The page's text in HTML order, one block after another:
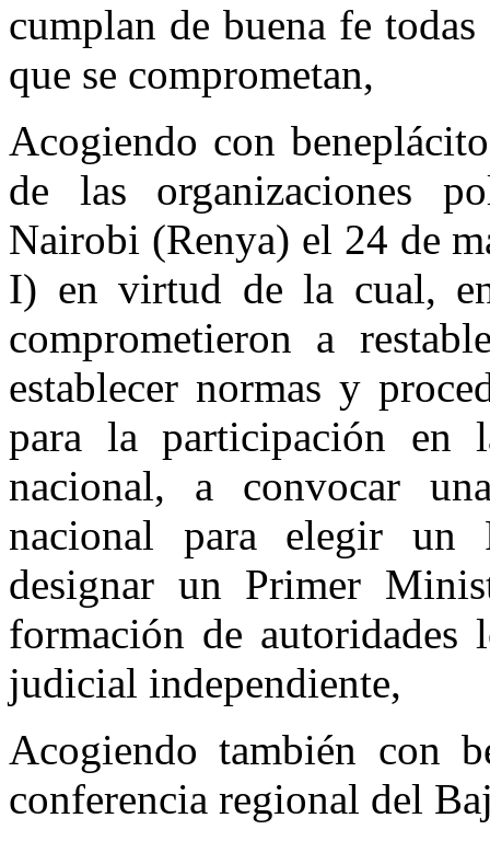
cumplan de buena fe
que se comprometan,
Acogiendo con
de las organizaciones
Nairobi (Renya) el 24 de
I) en virtud de la cual,
comprometieron a
establecer normas y
para la participación en
nacional, a convocar
nacional para elegir un
designar un Primer
formación de autoridades
judicial independiente,
Acogiendo también con
conferencia regional del